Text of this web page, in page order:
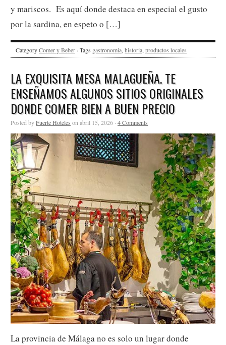
y mariscos. Es aquí donde destaca en especial el gusto
por la sardina, en espeto o […]
CategoryComer y Beber · Tags gastronomia, historia, productos locales
LA EXQUISITA MESA MALAGUEÑA. TE
ENSEÑAMOS ALGUNOS SITIOS ORIGINALES
DONDE COMER BIEN A BUEN PRECIO
Posted byFuerte Hoteles on abril 15, 2026 · 4 Comments
La provincia de Málaga no es solo un lugar donde